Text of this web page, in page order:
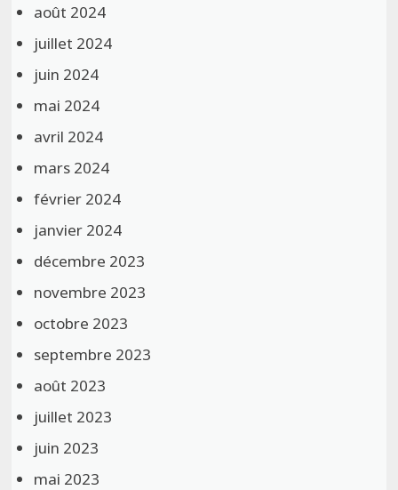
août 2024
juillet 2024
juin 2024
mai 2024
avril 2024
mars 2024
février 2024
janvier 2024
décembre 2023
novembre 2023
octobre 2023
septembre 2023
août 2023
juillet 2023
juin 2023
mai 2023